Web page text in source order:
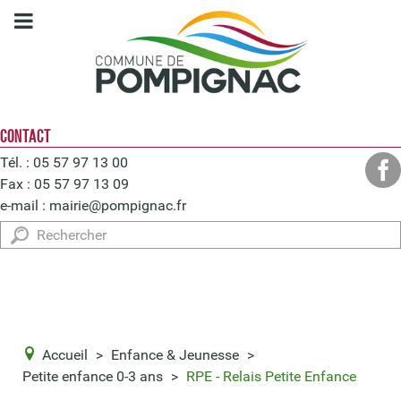
CONTACT
Tél. : 05 57 97 13 00
Fax : 05 57 97 13 09
e-mail : mairie@pompignac.fr
Rechercher
Accueil > Enfance & Jeunesse >
Petite enfance 0-3 ans > RPE - Relais Petite Enfance